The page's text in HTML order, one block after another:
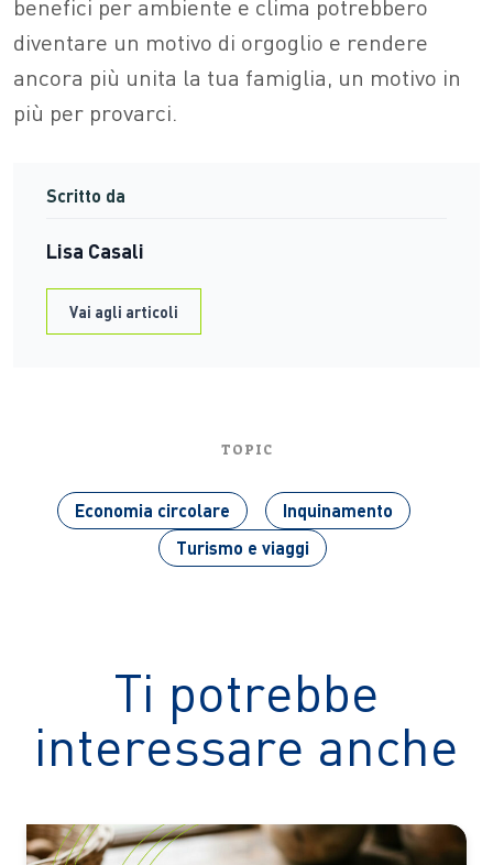
diventare un motivo di orgoglio e rendere
ancora più unita la tua famiglia, un motivo in
più per provarci.
Scritto da
Lisa Casali
Vai agli articoli
TOPIC
Economia circolare
Inquinamento
Turismo e viaggi
Ti potrebbe
interessare anche